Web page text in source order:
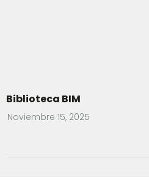
Biblioteca BIM
Noviembre 15, 2025